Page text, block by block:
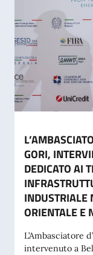
GORI,
DEDICATO AI
INDUSTRIALE
ORIENTALE E
L’Ambasciatore
intervenuto a